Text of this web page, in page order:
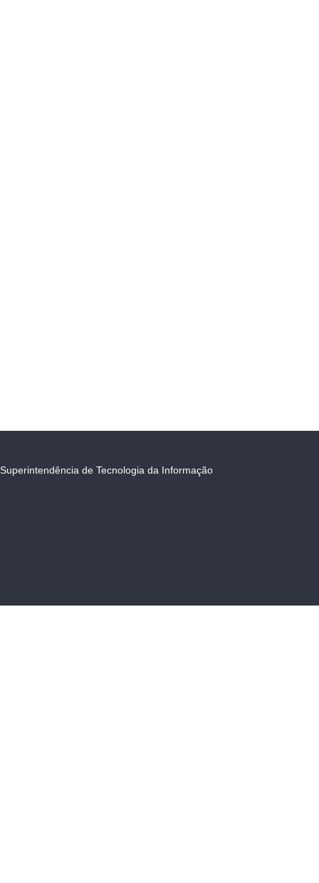
Superintendência de Tecnologia da Informação